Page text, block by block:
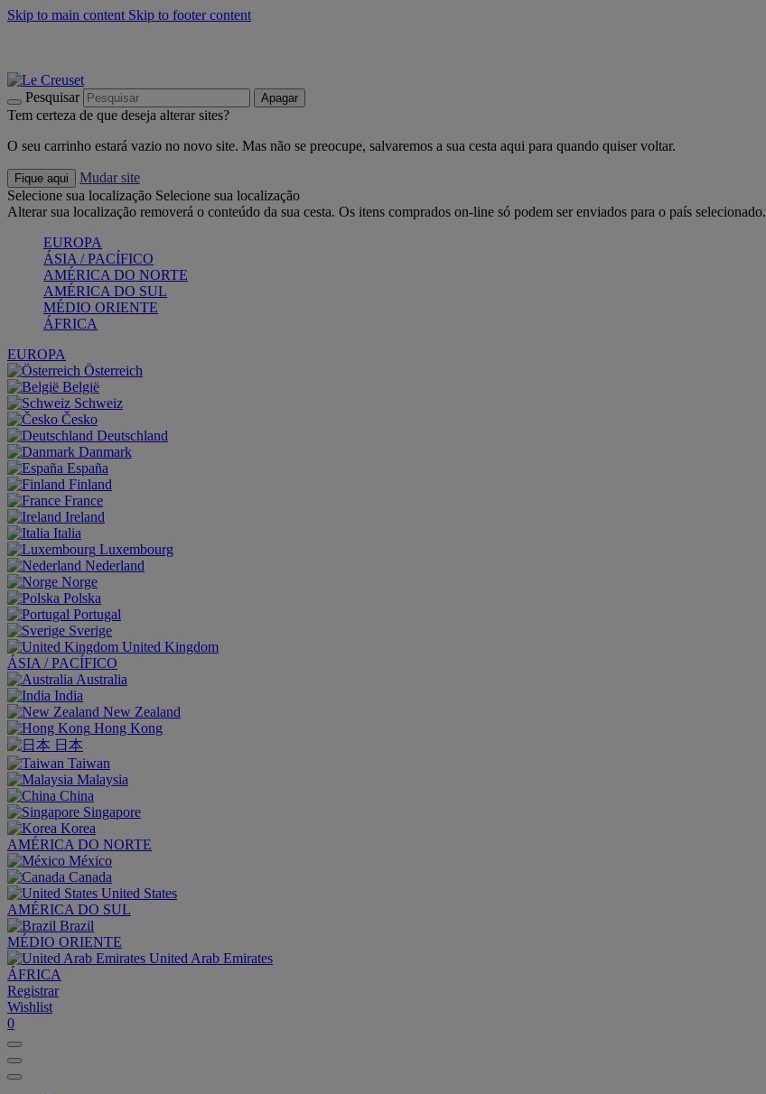
Skip to main content Skip to footer content
Pesquisar Apagar
Tem certeza de que deseja alterar sites?
O seu carrinho estará vazio no novo site. Mas não se preocupe, salvaremos a sua cesta aqui para quando quiser voltar.
Fique aqui
Mudar site
Selecione sua localização Selecione sua localização
Alterar sua localização removerá o conteúdo da sua cesta. Os itens comprados on-line só podem ser enviados para o país selecionado.
EUROPA
ÁSIA / PACÍFICO
AMÉRICA DO NORTE
AMÉRICA DO SUL
MÉDIO ORIENTE
ÁFRICA
EUROPA
Österreich
België
Schweiz
Česko
Deutschland
Danmark
España
Finland
France
Ireland
Italia
Luxembourg
Nederland
Norge
Polska
Portugal
Sverige
United Kingdom
ÁSIA / PACÍFICO
Australia
India
New Zealand
Hong Kong
日本
Taiwan
Malaysia
China
Singapore
Korea
AMÉRICA DO NORTE
México
Canada
United States
AMÉRICA DO SUL
Brazil
MÉDIO ORIENTE
United Arab Emirates
ÁFRICA
Registrar
Wishlist
0